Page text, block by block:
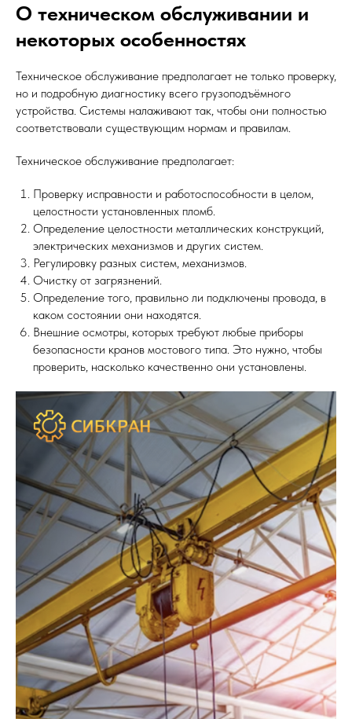
О техническом обслуживании и
некоторых особенностях
Техническое обслуживание предполагает не только проверку,
но и подробную диагностику всего грузоподъёмного
устройства. Системы налаживают так, чтобы они полностью
соответствовали существующим нормам и правилам.
Техническое обслуживание предполагает:
Проверку исправности и работоспособности в целом,
целостности установленных пломб.
Определение целостности металлических конструкций,
электрических механизмов и других систем.
Регулировку разных систем, механизмов.
Очистку от загрязнений.
Определение того, правильно ли подключены провода, в
каком состоянии они находятся.
Внешние осмотры, которых требуют любые приборы
безопасности кранов мостового типа. Это нужно, чтобы
проверить, насколько качественно они установлены.